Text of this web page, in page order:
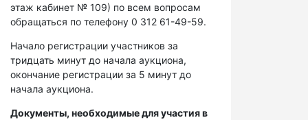
этаж кабинет № 109) по всем вопросам
обращаться по телефону 0 312 61-49-59.
Начало регистрации участников за
тридцать минут до начала аукциона,
окончание регистрации за 5 минут до
начала аукциона.
Документы, необходимые для участия в